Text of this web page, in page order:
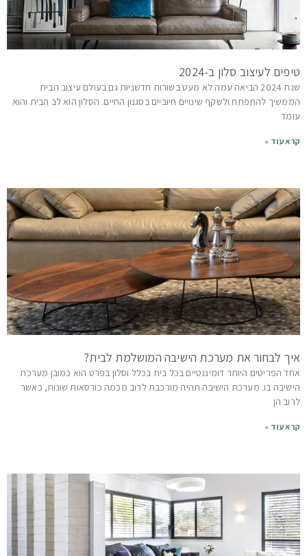
טיפים לעיצוב סלון ב-2024
שנת 2024 הביאה עמה לא מעט בשורות חדשניות גם בעולם עיצוב הבית
הממשיך להתפתח ולשקף שינויים חיוביים בסגנון החיים. הסלון הוא לב הבית והוא
עומד
קרא עוד »
איך לבחור את מערכת הישיבה המושלמת לבית?
אחד הפריטים היותר דומיננטיים בכל בית בכלל וסלון בפרט הוא כמובן מערכת
הישיבה בו. מערכת הישיבה תהיה מורכבת לרוב מכמה כורסאות שונות, כאשר
לרוב הן
קרא עוד »